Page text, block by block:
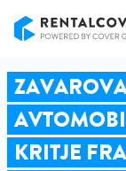
KRITJE